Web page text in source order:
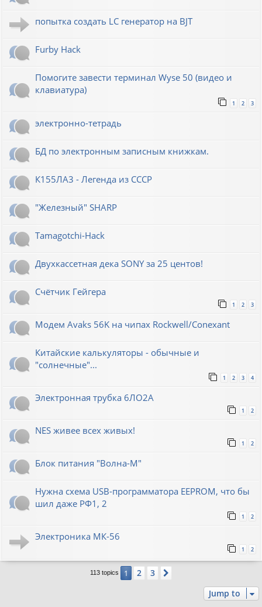
попытка создать LC генератор на BJT
Furby Hack
Помогите завести терминал Wyse 50 (видео и
клавиатура)
1 2 3
электронно-тетрадь
БД по электронным записным книжкам.
К155ЛА3 - Легенда из СССР
"Железный" SHARP
Tamagotchi-Hack
Двухкассетная дека SONY за 25 центов!
Счётчик Гейгера
1 2 3
Модем Avaks 56K на чипах Rockwell/Conexant
Китайские калькуляторы - обычные и
"солнечные"...
1 2 3 4
Электронная трубка 6ЛО2А
1 2
NES живее всех живых!
1 2
Блок питания "Волна-М"
Нужна схема USB-программатора EEPROM, что бы
шил даже РФ1, 2
1 2
Электроника МК-56
1 2
113 topics 1 2 3
Jump to